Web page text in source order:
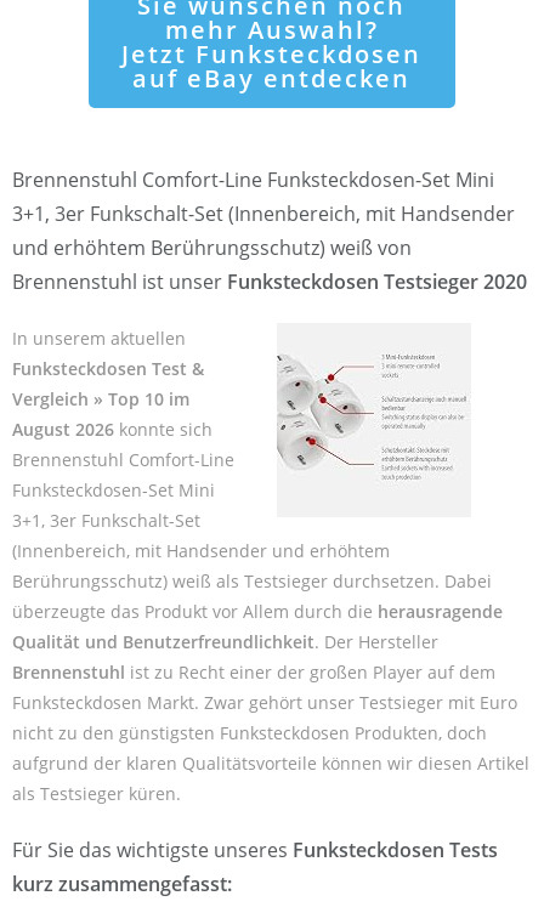
mehr Auswahl?
Jetzt Funksteckdosen
auf eBay entdecken
Brennenstuhl Comfort-Line Funksteckdosen-Set Mini
3+1, 3er Funkschalt-Set (Innenbereich, mit Handsender
und erhöhtem Berührungsschutz) weiß von
Brennenstuhl ist unser Funksteckdosen Testsieger 2020
In unserem aktuellen
Funksteckdosen Test &
Vergleich » Top 10 im
August 2026 konnte sich
Brennenstuhl Comfort-Line
Funksteckdosen-Set Mini
3+1, 3er Funkschalt-Set
(Innenbereich, mit Handsender und erhöhtem
Berührungsschutz) weiß als Testsieger durchsetzen. Dabei
überzeugte das Produkt vor Allem durch die herausragende
Qualität und Benutzerfreundlichkeit. Der Hersteller
Brennenstuhl ist zu Recht einer der großen Player auf dem
Funksteckdosen Markt. Zwar gehört unser Testsieger mit Euro
nicht zu den günstigsten Funksteckdosen Produkten, doch
aufgrund der klaren Qualitätsvorteile können wir diesen Artikel
als Testsieger küren.
Für Sie das wichtigste unseres Funksteckdosen Tests
kurz zusammengefasst: